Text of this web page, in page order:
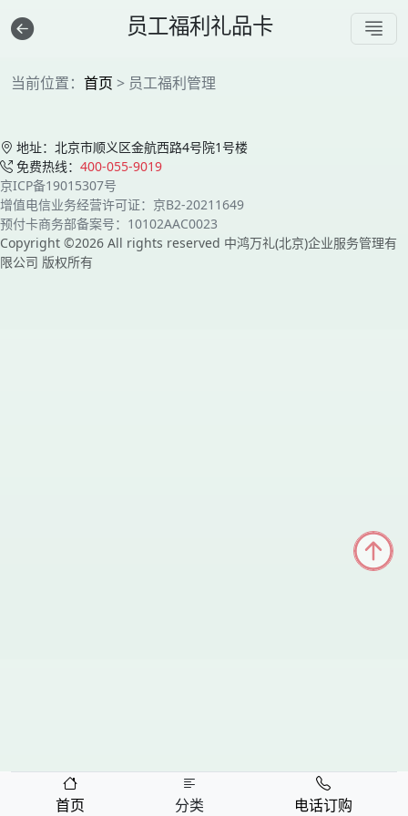
员工福利礼品卡
当前位置： 首页 > 员工福利管理
地址：北京市顺义区金航西路4号院1号楼
免费热线： 400-055-9019
京ICP备19015307号
增值电信业务经营许可证：京B2-20211649
预付卡商务部备案号：10102AAC0023
Copyright ©2026 All rights reserved 中鸿万礼(北京)企业服务管理有
限公司 版权所有
首页 分类 电话订购